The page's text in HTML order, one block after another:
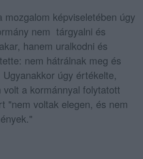
mozgalom képviseletében úgy
nem tárgyalni és
hanem uralkodni és
nem hátrálnak meg és
úgy értékelte,
volt a kormánnyal folytatott
"nem voltak elegen, és nem